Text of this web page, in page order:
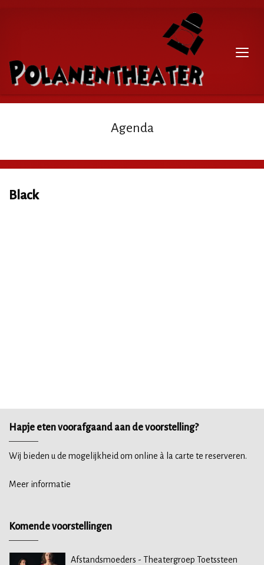
Agenda
Black
Hapje eten voorafgaand aan de voorstelling?
Wij bieden u de mogelijkheid om online à la carte te reserveren.
Meer informatie
Komende voorstellingen
Afstandsmoeders - Theatergroep Toetssteen